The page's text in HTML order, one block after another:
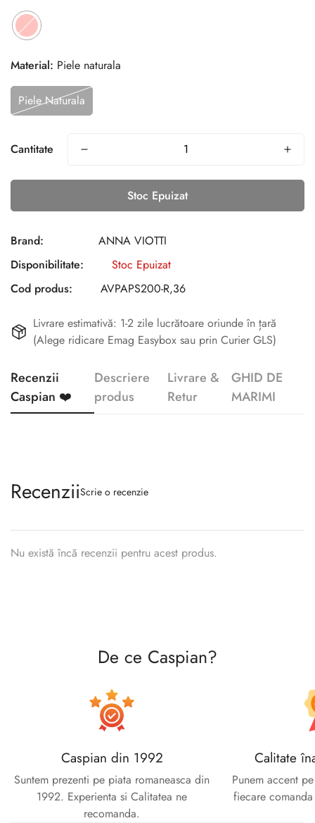
Material: Piele naturala
Piele Naturala
Cantitate
Stoc Epuizat
Brand:
ANNA VIOTTI
Disponibilitate:
Stoc Epuizat
Cod produs:
AVPAPS200-R,36
Livrare estimativă: 1-2 zile lucrătoare oriunde în țară
(Alege ridicare Emag Easybox sau prin Curier GLS)
Recenzii
Caspian ❤️
Descriere
produs
Livrare &
Retur
GHID DE
MARIMI
RecenziiScrie o recenzie
Nu există încă recenzii pentru acest produs.
De ce Caspian?
Caspian din 1992
Suntem prezenti pe piata romaneasca din
1992. Experienta si Calitatea ne
recomanda.
Calitate
Punem accent
fiecare